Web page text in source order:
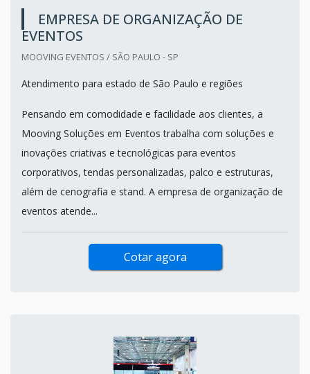
EMPRESA DE ORGANIZAÇÃO DE
EVENTOS
MOOVING EVENTOS / SÃO PAULO - SP
Atendimento para estado de São Paulo e regiões
Pensando em comodidade e facilidade aos clientes, a
Mooving Soluções em Eventos trabalha com soluções e
inovações criativas e tecnológicas para eventos
corporativos, tendas personalizadas, palco e estruturas,
além de cenografia e stand. A empresa de organização de
eventos atende...
Cotar agora